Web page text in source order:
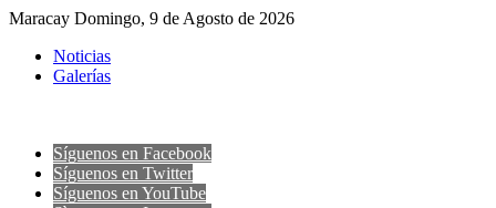
Maracay Domingo, 9 de Agosto de 2026
Noticias
Galerías
Síguenos en Facebook
Síguenos en Twitter
Síguenos en YouTube